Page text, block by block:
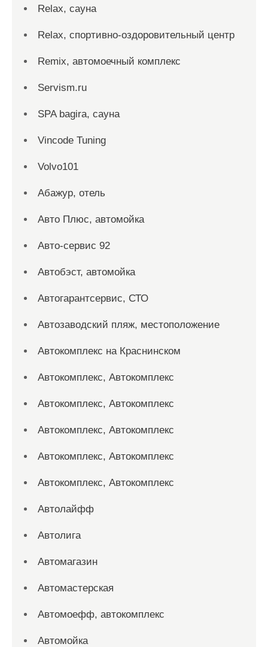
Relax, сауна
Relax, спортивно-оздоровительный центр
Remix, автомоечный комплекс
Servism.ru
SPA bagira, сауна
Vincode Tuning
Volvo101
Абажур, отель
Авто Плюс, автомойка
Авто-сервис 92
Автобэст, автомойка
Автогарантсервис, СТО
Автозаводский пляж, местоположение
Автокомплекс на Краснинском
Автокомплекс, Автокомплекс
Автокомплекс, Автокомплекс
Автокомплекс, Автокомплекс
Автокомплекс, Автокомплекс
Автокомплекс, Автокомплекс
Автолайфф
Автолига
Автомагазин
Автомастерская
Автомоефф, автокомплекс
Автомойка